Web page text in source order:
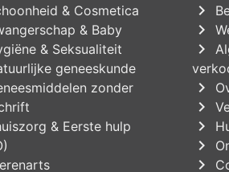
& Cosmetica
& Baby
& Seksualiteit
geneeskunde
zonder
& Eerste hulp
chevron_right
chevron_right
chevron_right
chevron_right
chevron_right
chevron_right
chevron_right
chevron_right